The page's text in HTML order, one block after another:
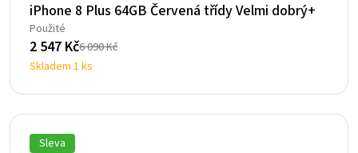
iPhone 8 Plus 64GB Červená třídy Velmi dobrý+
Použité
6 090Kč
Původní
cena
byla:
6
090 Kč.
2 547 Kč
Aktuální
cena
je:
2
547 Kč.
Skladem 1 ks
Sleva